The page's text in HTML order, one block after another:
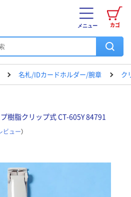
カゴ
メニュー
名札/IDカードホルダー/腕章 ク
樹脂クリップ式 CT-605Y 84791
ビュー）